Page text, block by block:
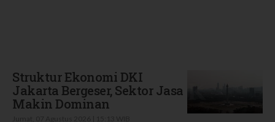
Struktur Ekonomi DKI
Jakarta Bergeser, Sektor Jasa
Makin Dominan